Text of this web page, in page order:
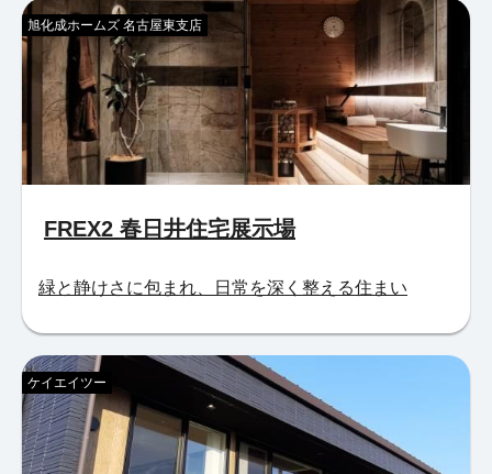
FREX2 春日井住宅展示場
旭化成ホームズ 名古屋東支店
緑と静けさに包まれ、日常を深く整える住まい
ケイエイツー